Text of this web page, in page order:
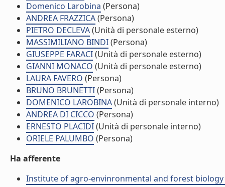
Domenico Larobina (Persona)
ANDREA FRAZZICA(Persona)
PIETRO DECLEVA(Unità di personale esterno)
MASSIMILIANO BINDI(Persona)
GIUSEPPE FARACI(Unità di personale esterno)
GIANNI MONACO (Unità di personale esterno)
LAURA FAVERO (Persona)
BRUNO BRUNETTI(Persona)
DOMENICO LAROBINA(Unità di personale interno)
ANDREA DI CICCO (Persona)
ERNESTO PLACIDI(Unità di personale interno)
ORIELE PALUMBO (Persona)
Ha afferente
Institute of agro-envinronmental and forest biology